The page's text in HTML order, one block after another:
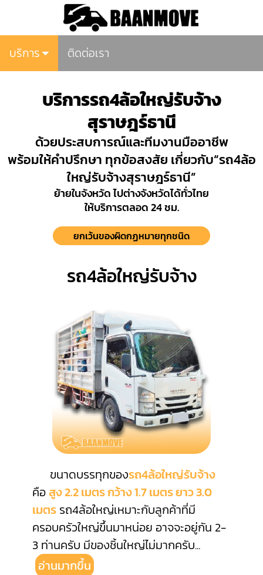
บริการ ติดต่อเรา
บริการรถ4ล้อใหญ่รับจ้าง
สุราษฎร์ธานี
ด้วยประสบการณ์และทีมงานมืออาชีพ
พร้อมให้คำปรึกษา ทุกข้อสงสัย เกี่ยวกับ“รถ4ล้อ
ใหญ่รับจ้างสุราษฎร์ธานี”
ย้ายในจังหวัด ไปต่างจังหวัดได้ทั่วไทย
ให้บริการตลอด 24 ชม.
ยกเว้นของผิดกฏหมายทุกชนิด
รถ4ล้อใหญ่รับจ้าง
ขนาดบรรทุกของรถ4ล้อใหญ่รับจ้าง
คือสูง 2.2 เมตร กว้าง 1.7 เมตร ยาว 3.0
เมตรรถ4ล้อใหญ่เหมาะกับลูกค้าที่มี
ครอบครัวใหญ่ขึ้นมาหน่อย อาจจะอยู่กัน 2-
3 ท่านครับ มีของชิ้นใหญ่ไม่มากครับ...
อ่านมากขึ้น